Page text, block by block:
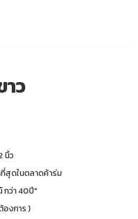
ว
นิ้ว
ที่สุดในตลาดค้าร่ม
ว่า 40ปี"
องการ )